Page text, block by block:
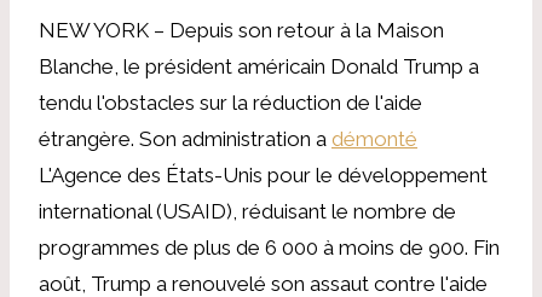
NEW YORK – Depuis son retour à la Maison
Blanche, le président américain Donald Trump a
tendu l'obstacles sur la réduction de l'aide
étrangère. Son administration a démonté
L'Agence des États-Unis pour le développement
international (USAID), réduisant le nombre de
programmes de plus de 6 000 à moins de 900. Fin
août, Trump a renouvelé son assaut contre l'aide